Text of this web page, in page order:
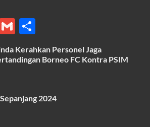
G
m
ail
h
ar
Kerahkan Personel Jaga
Borneo FC Kontra PSIM
2024